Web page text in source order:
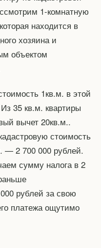
1-комнатную
находится в
хозяина и
объектом
1кв.м. в этой
35 кв.м. квартиры
вычет 20кв.м..
стоимость
— 2 700 000 рублей.
сумму налога в 2
рублей за свою
платежа ощутимо